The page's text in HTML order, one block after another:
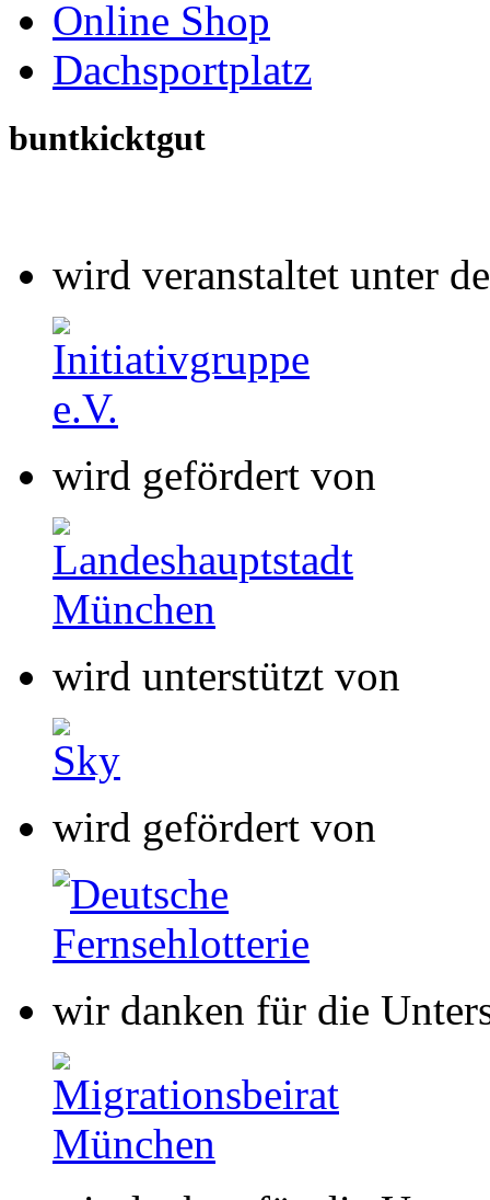
wird veranstaltet unter
wird unterstützt von
wird gefördert von
wir danken für die
wir danken für die